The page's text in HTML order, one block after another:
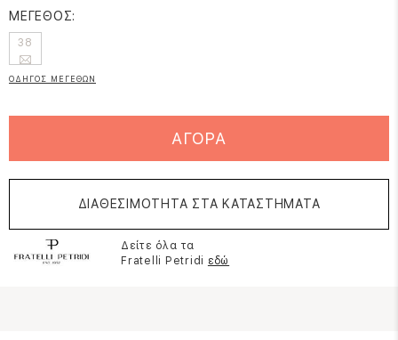
ΜΕΓΕΘΟΣ:
38
ΟΔΗΓΟΣ ΜΕΓΕΘΩΝ
ΑΓΟΡΑ
ΔΙΑΘΕΣΙΜΟΤΗΤΑ ΣΤΑ ΚΑΤΑΣΤΗΜΑΤΑ
Δείτε όλα τα
Fratelli Petridi εδώ